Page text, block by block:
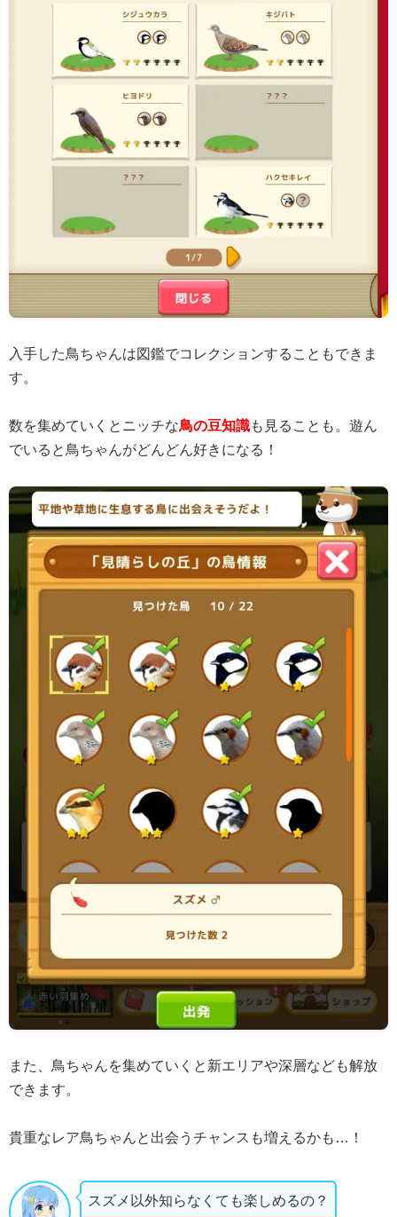
入手した鳥ちゃんは図鑑でコレクションすることもできま
す。
数を集めていくとニッチな鳥の豆知識も見ることも。遊ん
でいると鳥ちゃんがどんどん好きになる！
また、鳥ちゃんを集めていくと新エリアや深層なども解放
できます。
貴重なレア鳥ちゃんと出会うチャンスも増えるかも…！
スズメ以外知らなくても楽しめるの？